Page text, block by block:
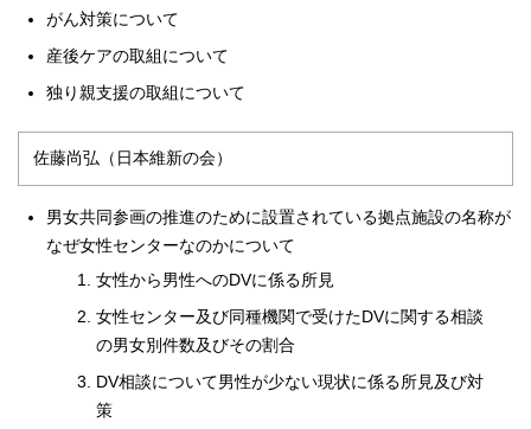
がん対策について
産後ケアの取組について
独り親支援の取組について
佐藤尚弘（日本維新の会）
男女共同参画の推進のために設置されている拠点施設の名称が
なぜ女性センターなのかについて
女性から男性へのDVに係る所見
女性センター及び同種機関で受けたDVに関する相談
の男女別件数及びその割合
DV相談について男性が少ない現状に係る所見及び対
策